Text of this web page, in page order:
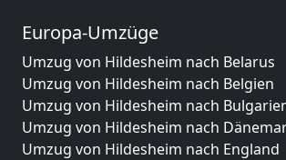
Europa-Umzüge
Umzug von Hildesheim nach Belarus
Umzug von Hildesheim nach Belgien
Umzug von Hildesheim nach
Umzug von Hildesheim nach
Umzug von Hildesheim nach England